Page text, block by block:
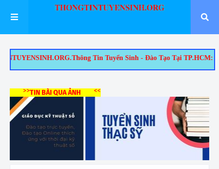
Tin Tuyển Sinh - Đào Tạo Tại TP.HCM: 1/
>> TIN BÀI QUA ẢNH <<